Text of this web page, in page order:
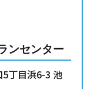
ンセンター
丁目浜6-3 池